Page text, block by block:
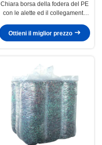
Chiara borsa della fodera del PE
con le alette ed il collegamento
Ottieni il miglior prezzo